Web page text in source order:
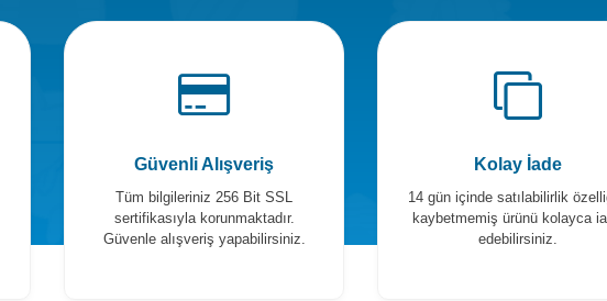
Güvenli Alışveriş
Tüm bilgileriniz 256 Bit SSL
sertifikasıyla korunmaktadır.
Güvenle alışveriş yapabilirsiniz.
Kolay İade
14 gün içinde satılabilirlik
kaybetmemiş ürünü kolayca
edebilirsiniz.